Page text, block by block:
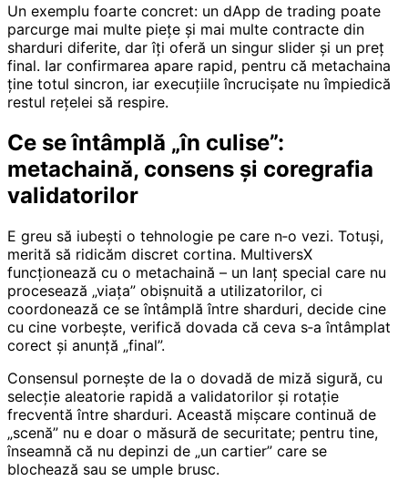
Un exemplu foarte concret: un dApp de trading poate
parcurge mai multe piețe și mai multe contracte din
sharduri diferite, dar îți oferă un singur slider și un preț
final. Iar confirmarea apare rapid, pentru că metachaina
ține totul sincron, iar execuțiile încrucișate nu împiedică
restul rețelei să respire.
Ce se întâmplă „în culise”:
metachaină, consens și coregrafia
validatorilor
E greu să iubești o tehnologie pe care n‑o vezi. Totuși,
merită să ridicăm discret cortina. MultiversX
funcționează cu o metachaină – un lanț special care nu
procesează „viața” obișnuită a utilizatorilor, ci
coordonează ce se întâmplă între sharduri, decide cine
cu cine vorbește, verifică dovada că ceva s‑a întâmplat
corect și anunță „final”.
Consensul pornește de la o dovadă de miză sigură, cu
selecție aleatorie rapidă a validatorilor și rotație
frecventă între sharduri. Această mișcare continuă de
„scenă” nu e doar o măsură de securitate; pentru tine,
înseamnă că nu depinzi de „un cartier” care se
blochează sau se umple brusc.